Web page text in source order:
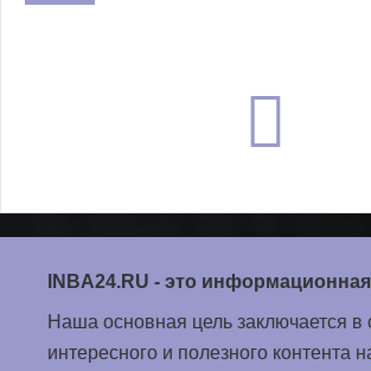
INBA24.RU - это информационная
Наша основная цель заключается в
интересного и полезного контента